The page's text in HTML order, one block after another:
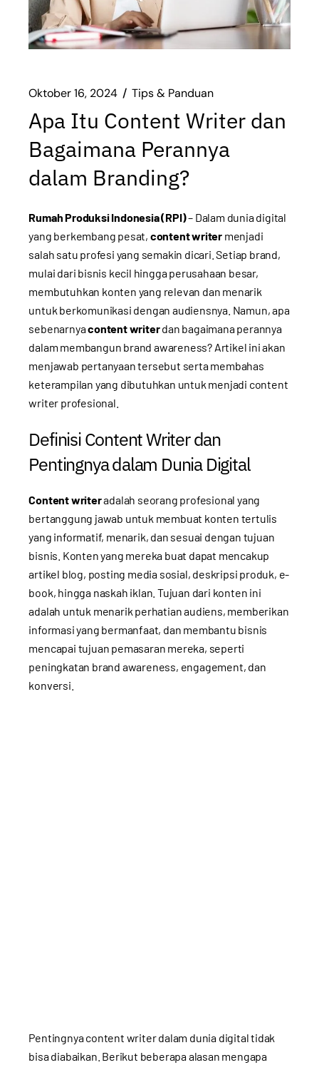
Oktober 16, 2024 Tips & Panduan
Apa Itu Content Writer dan
Bagaimana Perannya
dalam Branding?
Rumah Produksi Indonesia (RPI)– Dalam dunia digital
yang berkembang pesat, content writermenjadi
salah satu profesi yang semakin dicari. Setiap brand,
mulai dari bisnis kecil hingga perusahaan besar,
membutuhkan konten yang relevan dan menarik
untuk berkomunikasi dengan audiensnya. Namun, apa
sebenarnyacontent writerdan bagaimana perannya
dalam membangun brand awareness? Artikel ini akan
menjawab pertanyaan tersebut serta membahas
keterampilan yang dibutuhkan untuk menjadi content
writer profesional.
Definisi Content Writer dan
Pentingnya dalam Dunia Digital
Content writeradalah seorang profesional yang
bertanggung jawab untuk membuat konten tertulis
yang informatif, menarik, dan sesuai dengan tujuan
bisnis. Konten yang mereka buat dapat mencakup
artikel blog, posting media sosial, deskripsi produk, e-
book, hingga naskah iklan. Tujuan dari konten ini
adalah untuk menarik perhatian audiens, memberikan
informasi yang bermanfaat, dan membantu bisnis
mencapai tujuan pemasaran mereka, seperti
peningkatan brand awareness, engagement, dan
konversi.
Pentingnya content writer dalam dunia digital tidak
bisa diabaikan. Berikut beberapa alasan mengapa